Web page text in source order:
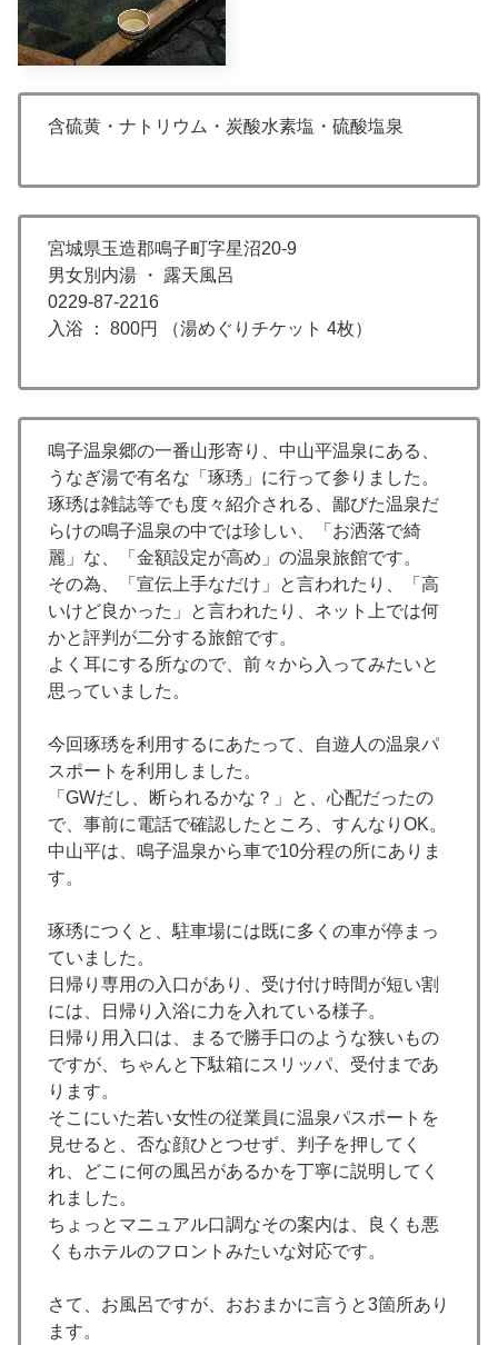
含硫黄・ナトリウム・炭酸水素塩・硫酸塩泉
宮城県玉造郡鳴子町字星沼20-9
男女別内湯 ・ 露天風呂
0229-87-2216
入浴 ： 800円 （湯めぐりチケット 4枚）
鳴子温泉郷の一番山形寄り、中山平温泉にある、
うなぎ湯で有名な「琢琇」に行って参りました。
琢琇は雑誌等でも度々紹介される、鄙びた温泉だ
らけの鳴子温泉の中では珍しい、「お洒落で綺
麗」な、「金額設定が高め」の温泉旅館です。
その為、「宣伝上手なだけ」と言われたり、「高
いけど良かった」と言われたり、ネット上では何
かと評判が二分する旅館です。
よく耳にする所なので、前々から入ってみたいと
思っていました。
今回琢琇を利用するにあたって、自遊人の温泉パ
スポートを利用しました。
「GWだし、断られるかな？」と、心配だったの
で、事前に電話で確認したところ、すんなりOK。
中山平は、鳴子温泉から車で10分程の所にありま
す。
琢琇につくと、駐車場には既に多くの車が停まっ
ていました。
日帰り専用の入口があり、受け付け時間が短い割
には、日帰り入浴に力を入れている様子。
日帰り用入口は、まるで勝手口のような狭いもの
ですが、ちゃんと下駄箱にスリッパ、受付まであ
ります。
そこにいた若い女性の従業員に温泉パスポートを
見せると、否な顔ひとつせず、判子を押してく
れ、どこに何の風呂があるかを丁寧に説明してく
れました。
ちょっとマニュアル口調なその案内は、良くも悪
くもホテルのフロントみたいな対応です。
さて、お風呂ですが、おおまかに言うと3箇所あり
ます。